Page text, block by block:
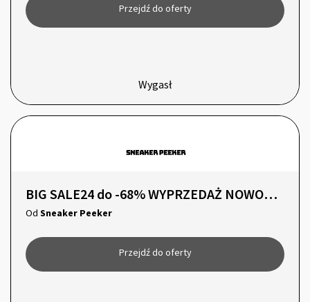
Przejdź do oferty
Wygasł
BIG SALE24 do -68% WYPRZEDAŻ NOWOROCZNA
Od Sneaker Peeker
Przejdź do oferty